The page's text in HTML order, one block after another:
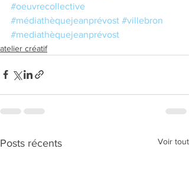
#oeuvrecollective
#médiathèquejeanprévost #villebron
#mediathèquejeanprévost
atelier créatif
Posts récents Voir tout